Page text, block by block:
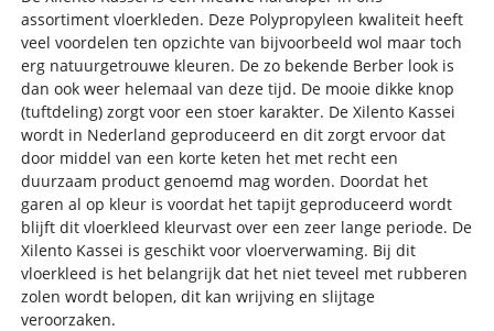
assortiment vloerkleden. Deze Polypropyleen kwaliteit heeft
veel voordelen ten opzichte van bijvoorbeeld wol maar toch
erg natuurgetrouwe kleuren. De zo bekende Berber look is
dan ook weer helemaal van deze tijd. De mooie dikke knop
(tuftdeling) zorgt voor een stoer karakter. De Xilento Kassei
wordt in Nederland geproduceerd en dit zorgt ervoor dat
door middel van een korte keten het met recht een
duurzaam product genoemd mag worden. Doordat het
garen al op kleur is voordat het tapijt geproduceerd wordt
blijft dit vloerkleed kleurvast over een zeer lange periode. De
Xilento Kassei is geschikt voor vloerverwaming. Bij dit
vloerkleed is het belangrijk dat het niet teveel met rubberen
zolen wordt belopen, dit kan wrijving en slijtage
veroorzaken.